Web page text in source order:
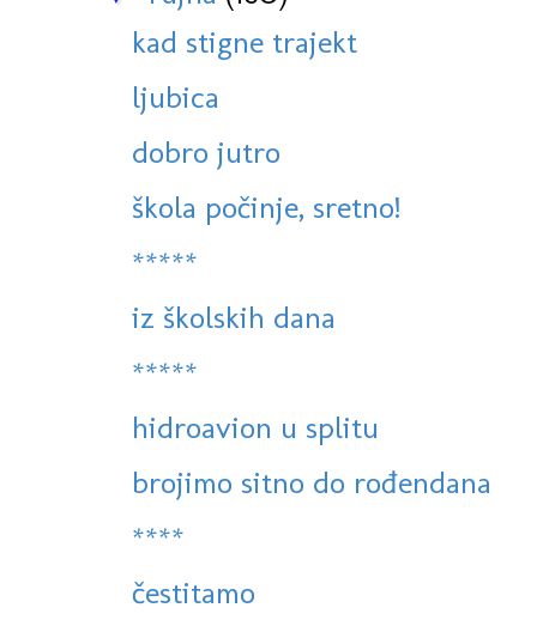
kad stigne trajekt
ljubica
dobro jutro
škola počinje, sretno!
*****
iz školskih dana
*****
hidroavion u splitu
brojimo sitno do rođendana
****
čestitamo